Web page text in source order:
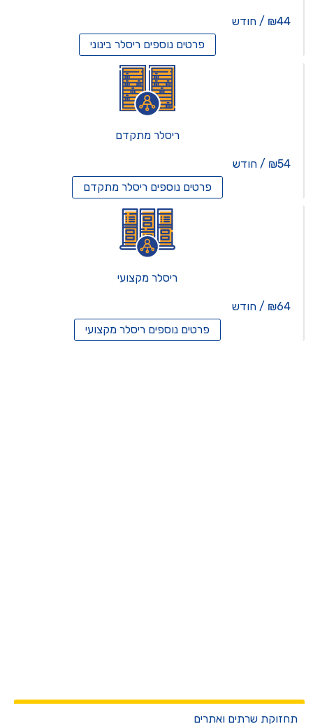
₪44 / חודש
פרטים נוספיםריסלר בינוני
ריסלר מתקדם
₪54 / חודש
פרטים נוספיםריסלר מתקדם
ריסלר מקצועי
₪64 / חודש
פרטים נוספיםריסלר מקצועי
שרתים ואתרים